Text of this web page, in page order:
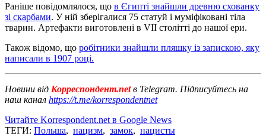
Раніше повідомлялося, що в Єгипті знайшли древню схованку
зі скарбами. У ній зберігалися 75 статуй і муміфіковані тіла
тварин. Артефакти виготовлені в VII столітті до нашої ери.
Також відомо, що робітники знайшли пляшку із запискою, яку
написали в 1907 році.
Новини від Корреспондент.netв Telegram. Підписуйтесь на
наш канал https://t.me/korrespondentnet
Читайте Korrespondent.net в Google News
ТЕГИ: Польша, нацизм, замок, нацисты